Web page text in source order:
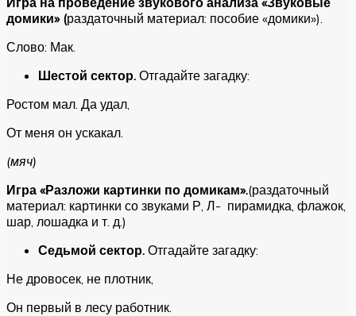
домики» (раздаточный материал: пособие «домики»).
Слово: Мак.
Шестой сектор. Отгадайте загадку:
Ростом мал. Да удал,
От меня он ускакал.
(мяч)
Игра «Разложи картинки по домикам».(раздаточный
материал: картинки со звуками Р, Л- пирамидка, флажок,
шар, лошадка и т. д.)
Седьмой сектор. Отгадайте загадку:
Не дровосек, не плотник,
Он первый в лесу работник.